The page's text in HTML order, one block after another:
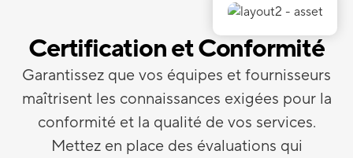
Certification et Conformité
Garantissez que vos équipes et fournisseurs
maîtrisent les connaissances exigées pour la
conformité et la qualité de vos services.
Mettez en place des évaluations qui